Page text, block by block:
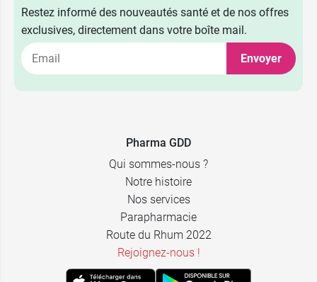
Restez informé des nouveautés santé et de nos offres
exclusives, directement dans votre boîte mail.
Envoyer
Pharma GDD
Qui sommes-nous ?
Notre histoire
Nos services
Parapharmacie
Route du Rhum 2022
Rejoignez-nous !